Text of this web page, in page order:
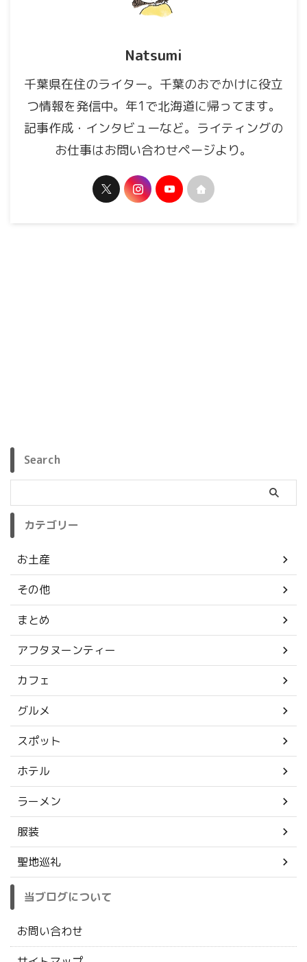
Natsumi
千葉県在住のライター。千葉のおでかけに役立
つ情報を発信中。年1で北海道に帰ってます。
記事作成・インタビューなど。ライティングの
お仕事はお問い合わせページより。
Search
カテゴリー
お土産
その他
まとめ
アフタヌーンティー
カフェ
グルメ
スポット
ホテル
ラーメン
服装
聖地巡礼
当ブログについて
お問い合わせ